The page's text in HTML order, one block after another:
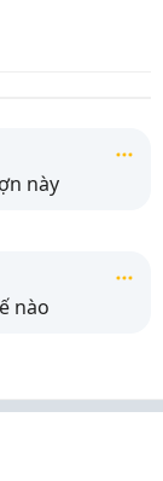
này
nào